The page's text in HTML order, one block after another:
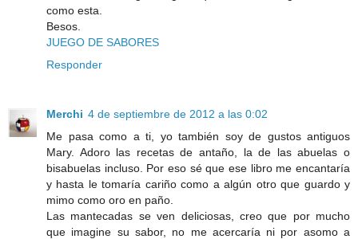
como esta.
Besos.
JUEGO DE SABORES
Responder
Merchi 4 de septiembre de 2012 a las 0:02
Me pasa como a ti, yo también soy de gustos antiguos
Mary. Adoro las recetas de antaño, la de las abuelas o
bisabuelas incluso. Por eso sé que ese libro me encantaría
y hasta le tomaría cariño como a algún otro que guardo y
mimo como oro en paño.
Las mantecadas se ven deliciosas, creo que por mucho
que imagine su sabor, no me acercaría ni por asomo a